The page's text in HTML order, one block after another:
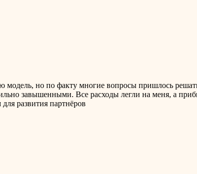
но по факту многие вопросы пришлось
завышенными. Все расходы легли на меня, а
развития партнёров